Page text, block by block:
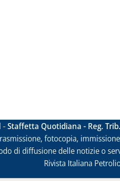
-Staffetta Quotidiana - Reg.
fotocopia,
di diffusione delle notizie o
Rivista Italiana